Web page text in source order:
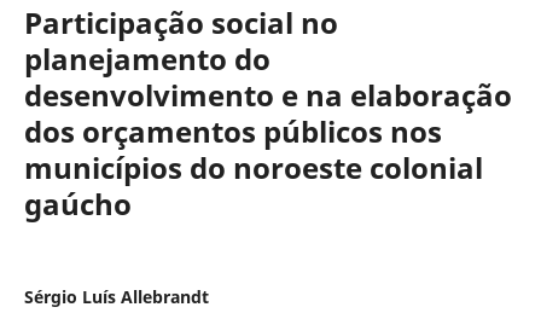
Participação social no
planejamento do
desenvolvimento e na elaboração
dos orçamentos públicos nos
municípios do noroeste colonial
gaúcho
Sérgio Luís Allebrandt